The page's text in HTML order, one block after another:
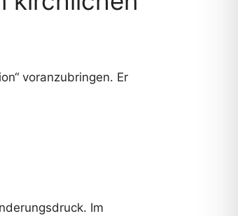
voranzubringen. Er
Im